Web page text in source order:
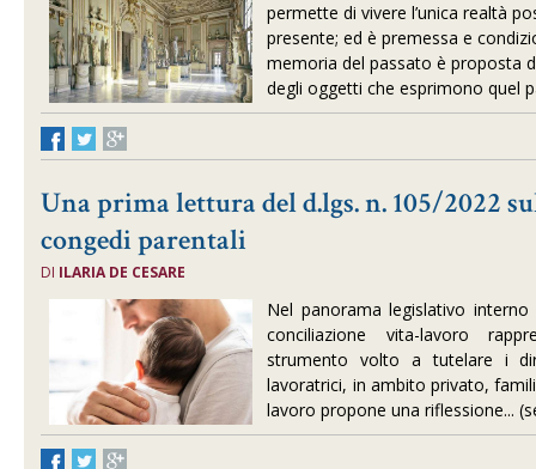
permette di vivere l’unica realtà
presente; ed è premessa e
memoria del passato è proposta
degli oggetti che esprimono quel
Una prima lettura del d.lgs. n. 105/2022
congedi parentali
DI ILARIA DE CESARE
Nel panorama legislativo
conciliazione vita-lavoro
strumento volto a tutelare i
lavoratrici, in ambito privato,
lavoro propone una riflessione...